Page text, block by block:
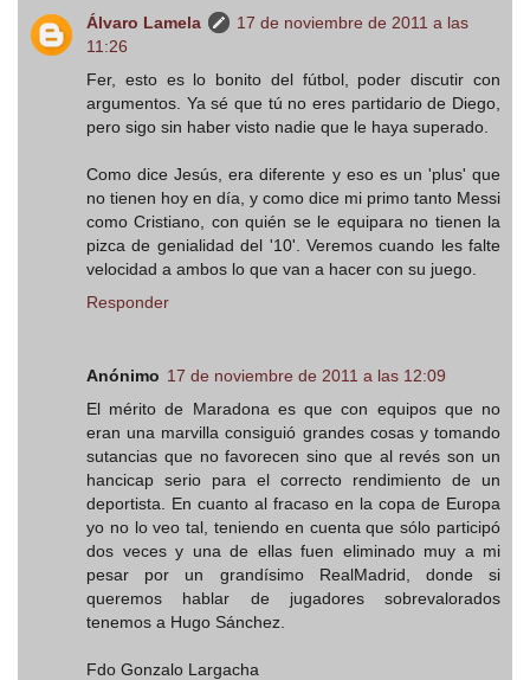
Álvaro Lamela
17 de noviembre de 2011 a las
11:26
Fer, esto es lo bonito del fútbol, poder discutir con
argumentos. Ya sé que tú no eres partidario de Diego,
pero sigo sin haber visto nadie que le haya superado.
Como dice Jesús, era diferente y eso es un 'plus' que
no tienen hoy en día, y como dice mi primo tanto Messi
como Cristiano, con quién se le equipara no tienen la
pizca de genialidad del '10'. Veremos cuando les falte
velocidad a ambos lo que van a hacer con su juego.
Responder
Anónimo 17 de noviembre de 2011 a las 12:09
El mérito de Maradona es que con equipos que no
eran una marvilla consiguió grandes cosas y tomando
sutancias que no favorecen sino que al revés son un
hancicap serio para el correcto rendimiento de un
deportista. En cuanto al fracaso en la copa de Europa
yo no lo veo tal, teniendo en cuenta que sólo participó
dos veces y una de ellas fuen eliminado muy a mi
pesar por un grandísimo RealMadrid, donde si
queremos hablar de jugadores sobrevalorados
tenemos a Hugo Sánchez.
Fdo Gonzalo Largacha